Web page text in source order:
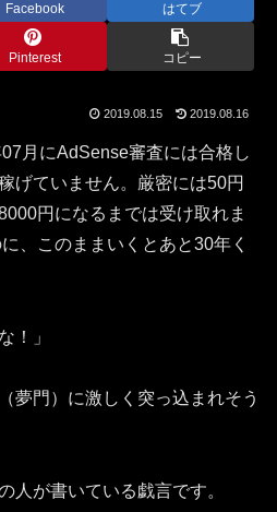
Facebook はてブ
Pinterest コピー
2019.08.15 2019.08.16
月にAdSense審査には合格し
げていません。厳密には50円
円になるまでは受け取れま
、このままいくとあと30年く
！」
夢門）に激しく突っ込まれそう
人が書いている戯言です。